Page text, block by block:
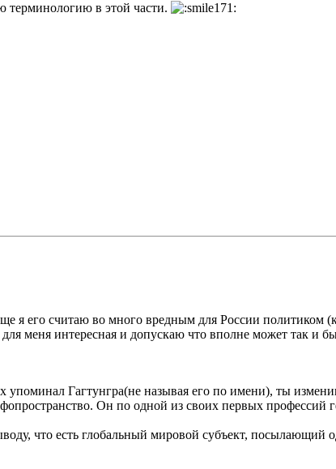
в этой части.
я его считаю во много вредным для России
меня интересная и допускаю что вполне может так и
упоминал Гагтунгра(не называя его по имени), ты
Он по одной из своих первых профессий
что есть глобальный мировой субъект,